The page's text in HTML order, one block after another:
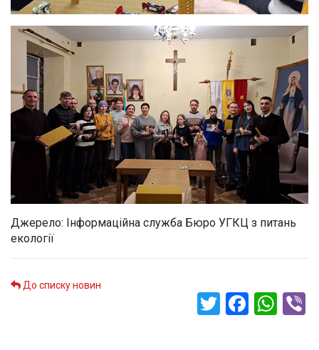
Джерело: Інформаційна служба Бюро УГКЦ з питань
екології
До списку новин
Twitter